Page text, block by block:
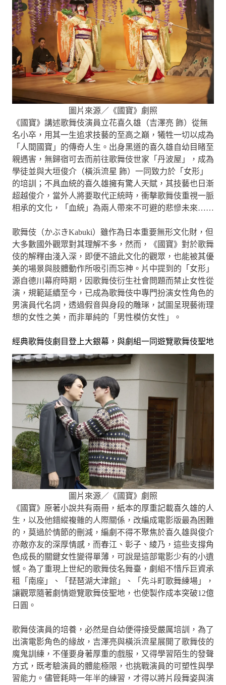
圖片來源／《國寶》劇照
《國寶》講述歌舞伎演員立花喜久雄（吉澤亮 飾）從無
名小卒，用其一生追求技藝的至高之巔，犧牲一切以成為
「人間國寶」的傳奇人生。出身黑道的喜久雄自幼目睹至
親遇害，無歸宿可去而前往歌舞伎世家「丹波屋」，成為
學徒並與大垣俊介（橫浜流星 飾）一同致力於「女形」
的培訓；不具血統的喜久雄擁有驚人天賦，其技藝也日漸
超越俊介，當外人將要取代正統時，衝擊歌舞伎重視一脈
相承的文化，「血統」為兩人帶來不可避的悲慘未來……
歌舞伎（かぶきKabuki）雖作為日本重要無形文化財，但
大多數國外觀眾對其理解不多，然而，《國寶》對於歌舞
伎的解釋由淺入深，即便不諳此文化的觀眾，也能被其優
美的場景與肢體動作所吸引而忘神。片中提到的「女形」
源自德川幕府時期，因歌舞伎衍生社會問題而禁止女性從
演，規範延續至今，已成為歌舞伎中專門扮演女性角色的
男演員代名詞，透過假音與身段的雕琢，試圖呈現藝術理
想的女性之美，而非單純的「男性模仿女性」。
經典歌舞伎劇目登上大銀幕，與劇組一同遊覽歌舞伎聖地
圖片來源／《國寶》劇照
《國寶》原著小說共有兩冊，紙本的厚重記載喜久雄的人
生，以及他錯縱複雜的人際關係，改編成電影版最為困難
的，莫過於情節的刪減，編劇不得不聚焦於喜久雄與俊介
亦敵亦友的深厚情感，而春江、彰子、綾乃，這些支撐角
色成長的關鍵女性變得單薄，可說是這部電影少有的小遺
憾。為了重現上世紀的歌舞伎名舞臺，劇組不惜斥巨資承
租「南座」、「琵琶湖大津館」、「先斗町歌舞練場」，
讓觀眾隨著劇情遊覽歌舞伎聖地，也使製作成本突破12億
日圓。
歌舞伎演員的培養，必然是自幼便得接受嚴厲培訓，為了
出演電影角色的緣故，吉澤亮與橫浜流星展開了歌舞伎的
魔鬼訓練，不僅要身著厚重的戲服，又得學習陌生的發聲
方式，既考驗演員的體能極限，也挑戰演員的可塑性與學
習能力。儘管耗時一年半的練習，才得以將片段舞姿與演